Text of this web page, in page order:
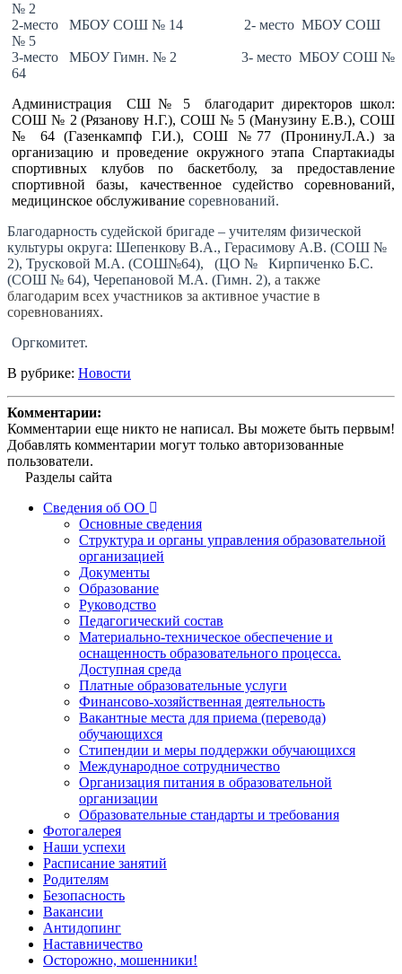
№ 2
2-место МБОУ СОШ № 14 2- место МБОУ СОШ
№ 5
3-место МБОУ Гимн. № 2 3- место МБОУ СОШ №
64
Администрация СШ № 5 благодарит директоров школ:
СОШ № 2 (Рязанову Н.Г.), СОШ № 5 (Манузину Е.В.), СОШ
№ 64 (Газенкампф Г.И.), СОШ №77 (ПронинуЛ.А.) за
организацию и проведение окружного этапа Спартакиады
спортивных клубов по баскетболу, за предоставление
спортивной базы, качественное судейство соревнований,
медицинское обслуживание соревнований.
Благодарность судейской бригаде – учителям физической
культуры округа: Шепенкову В.А., Герасимову А.В. (СОШ №
2), Трусковой М.А. (СОШ№64), (ЦО № Кирпиченко Б.С.
(СОШ № 64), Черепановой М.А. (Гимн. 2), а также
благодарим всех участников за активное участие в
соревнованиях.
Оргкомитет.
В рубрике: Новости
Комментарии:
Комментарии еще никто не написал. Вы можете быть первым!
Добавлять комментарии могут только авторизованные
пользователи.
Разделы сайта
Сведения об ОО
Основные сведения
Структура и органы управления образовательной
организацией
Документы
Образование
Руководство
Педагогический состав
Материально-техническое обеспечение и
оснащенность образовательного процесса.
Доступная среда
Платные образовательные услуги
Финансово-хозяйственная деятельность
Вакантные места для приема (перевода)
обучающихся
Стипендии и меры поддержки обучающихся
Международное сотрудничество
Организация питания в образовательной
организации
Образовательные стандарты и требования
Фотогалерея
Наши успехи
Расписание занятий
Родителям
Безопасность
Вакансии
Антидопинг
Наставничество
Осторожно, мошенники!